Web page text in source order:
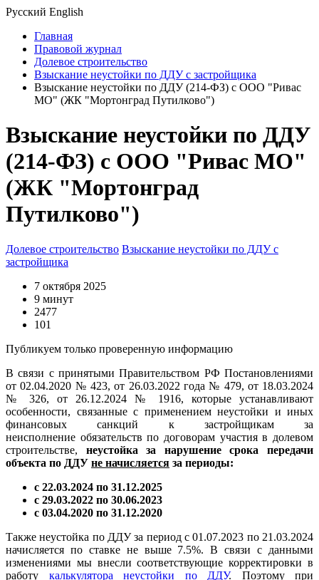
Русский English
Главная
Правовой журнал
Долевое строительство
Взыскание неустойки по ДДУ с застройщика
Взыскание неустойки по ДДУ (214-ФЗ) с ООО "Ривас
МО" (ЖК "Мортонград Путилково")
Взыскание неустойки по ДДУ
(214-ФЗ) с ООО "Ривас МО"
(ЖК "Мортонград
Путилково")
Долевое строительство Взыскание неустойки по ДДУ с
застройщика
7 октября 2025
9 минут
2477
101
Публикуем только проверенную информацию
В связи с принятыми Правительством РФ Постановлениями
от 02.04.2020 № 423, от 26.03.2022 года № 479, от 18.03.2024
№ 326, от 26.12.2024 № 1916, которые устанавливают
особенности, связанные с применением неустойки и иных
финансовых санкций к застройщикам за
неисполнение обязательств по договорам участия в долевом
строительстве, неустойка за нарушение срока передачи
объекта по ДДУ не начисляется за периоды:
с 22.03.2024 по 31.12.2025
с 29.03.2022 по 30.06.2023
с 03.04.2020 по 31.12.2020
Также неустойка по ДДУ за период с 01.07.2023 по 21.03.2024
начисляется по ставке не выше 7.5%. В связи с данными
изменениями мы внесли соответствующие корректировки в
работу калькулятора неустойки по ДДУ. Поэтому при